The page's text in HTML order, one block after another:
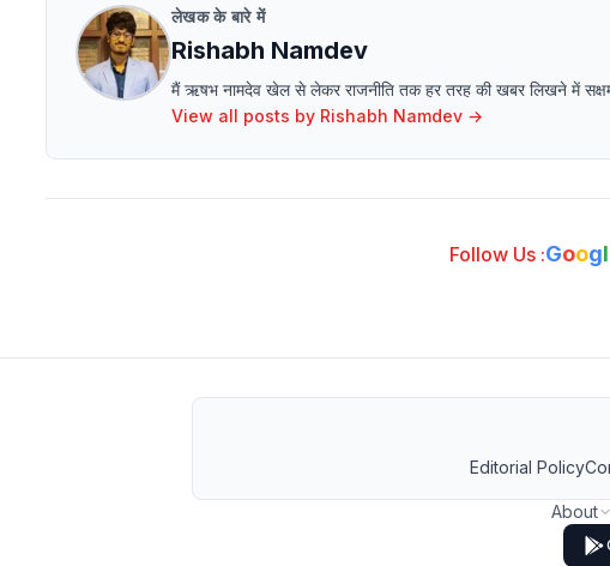
लेखक के बारे में
Rishabh Namdev
मैं ऋषभ नामदेव खेल से लेकर राजनीति तक हर तरह की खबर लिखने में
View all posts by Rishabh Namdev →
Follow Us :Googl
Editorial Policy
About